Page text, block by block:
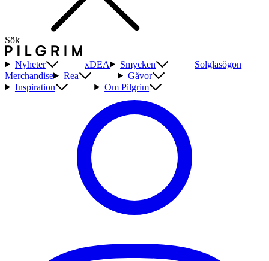
Sök
Nyheter xDEA Smycken
Solglasögon
Merchandise
Rea
Gåvor
Inspiration
Om Pilgrim